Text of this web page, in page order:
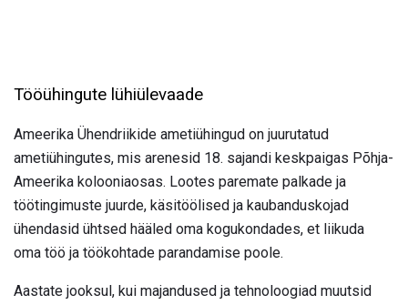
Tööühingute lühiülevaade
Ameerika Ühendriikide ametiühingud on juurutatud
ametiühingutes, mis arenesid 18. sajandi keskpaigas Põhja-
Ameerika kolooniaosas. Lootes paremate palkade ja
töötingimuste juurde, käsitöölised ja kaubanduskojad
ühendasid ühtsed hääled oma kogukondades, et liikuda
oma töö ja töökohtade parandamise poole.
Aastate jooksul, kui majandused ja tehnoloogiad muutsid